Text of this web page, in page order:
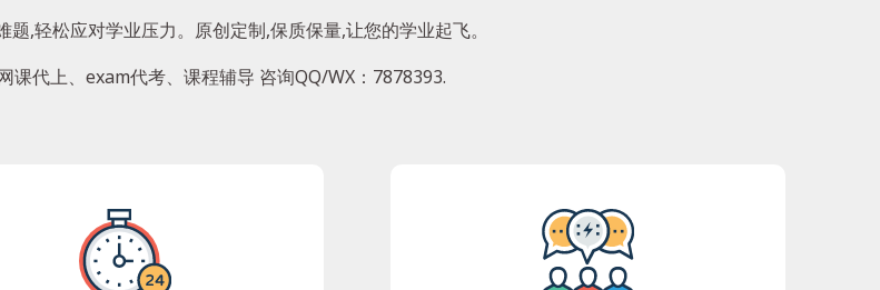
,轻松应对学业压力。原创定制,保质保量,让您的学业起飞。
课代上、exam代考、课程辅导 咨询QQ/WX：7878393.